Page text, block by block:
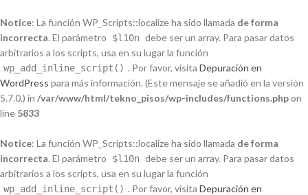
Notice: La función WP_Scripts::localize ha sido llamada de forma
incorrecta. El parámetro $l10n debe ser un array. Para pasar datos
arbitrarios a los scripts, usa en su lugar la función
wp_add_inline_script() . Por favor, visita Depuración en
WordPress para más información. (Este mensaje se añadió en la versión
5.7.0.) in /var/www/html/tekno_pisos/wp-includes/functions.phpon
line 5833
Notice: La función WP_Scripts::localize ha sido llamada de forma
incorrecta. El parámetro $l10n debe ser un array. Para pasar datos
arbitrarios a los scripts, usa en su lugar la función
wp_add_inline_script() . Por favor, visita Depuración en